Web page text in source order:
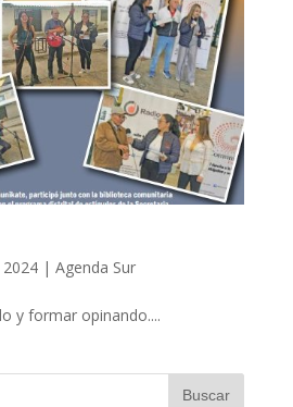
| Agenda Sur
y formar opinando....